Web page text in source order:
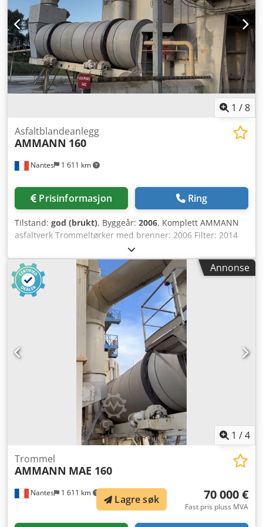
1 /8
Nantes 1 611 km
Asfaltblandeanlegg
AMMANN 160
Prisinformasjon Ring
Tilstand: god (brukt), Byggeår: 2006, Komplett AMMANN
asfaltverk Trommeltørker med brenner: 2006 Filter: 2014
ERMIIS automatisering: 2013 Kapasitet: 160 tonn/time
Maskinen er under demontering Dedpfx Akoxqpvtecskr
Annonse
1 /4
Nantes 1 611 km
Trommel
AMMANN MAE 160
70 000 €
Fast pris pluss MVA
Lagre søk